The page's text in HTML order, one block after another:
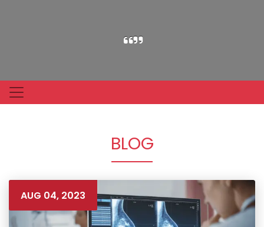
BLOG
AUG 04, 2023